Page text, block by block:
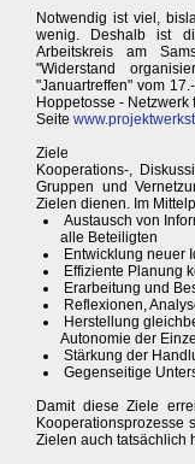
Notwendig ist viel,
wenig. Deshalb ist
Arbeitskreis am
"Widerstand
"Januartreffen" vom
Hoppetosse -
Seite
Ziele
Kooperations-,
Gruppen und
Zielen dienen. Im
Austausch von
alle Beteiligten
Entwicklung neuer
Effiziente Planung
Erarbeitung und
Reflexionen,
Herstellung
Autonomie der
Stärkung der
Gegenseitige
Damit diese Ziele
Kooperationsprozesse
Zielen auch tatsächlich